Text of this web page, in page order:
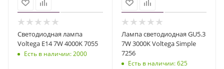
Светодиодная лампа
Voltega E14 7W 4000K 7055
Есть в наличии: 2000
Лампа светодиодная GU5.3
7W 3000K Voltega Simple
7256
Есть в наличии: 625